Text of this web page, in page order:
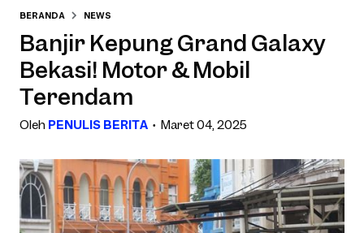
BERANDA NEWS
Banjir Kepung Grand Galaxy
Bekasi! Motor & Mobil
Terendam
Oleh PENULIS BERITA Maret 04, 2025